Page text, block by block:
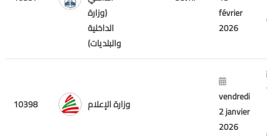
(وزارة
الداخلية
والبلديات)
février
2026
10398 وزارة الإعلام
vendredi
2 janvier
2026